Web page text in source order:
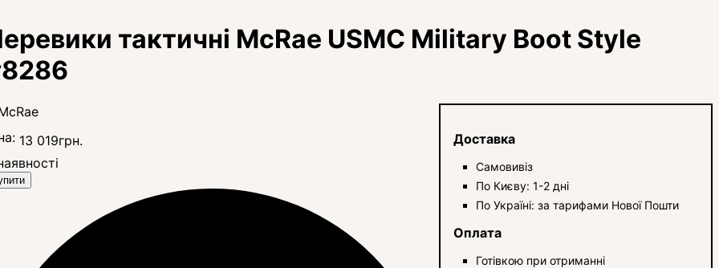
тактичні McRae USMC Military Boot Style
13 019грн.
Доставка
Самовивіз
По Києву: 1-2 дні
По Україні: за тарифами Нової Пошти
Оплата
Готівкою при отриманні